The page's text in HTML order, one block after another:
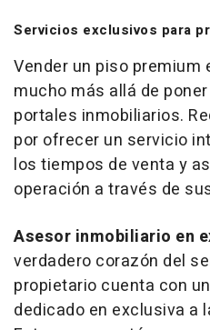
Servicios exclusivos para
Vender un piso premium
mucho más allá de
portales inmobiliarios.
por ofrecer un servicio
los tiempos de venta y
operación a través de
Asesor inmobiliario en
verdadero corazón del
propietario cuenta con
dedicado en exclusiva a